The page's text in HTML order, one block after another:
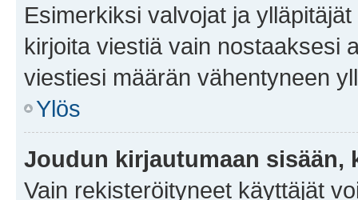
Esimerkiksi valvojat ja
kirjoita viestiä vain nostaaksesi
viestiesi määrän vähentyneen
Ylös
Joudun kirjautumaan sisään,
Vain rekisteröityneet käyttäjät